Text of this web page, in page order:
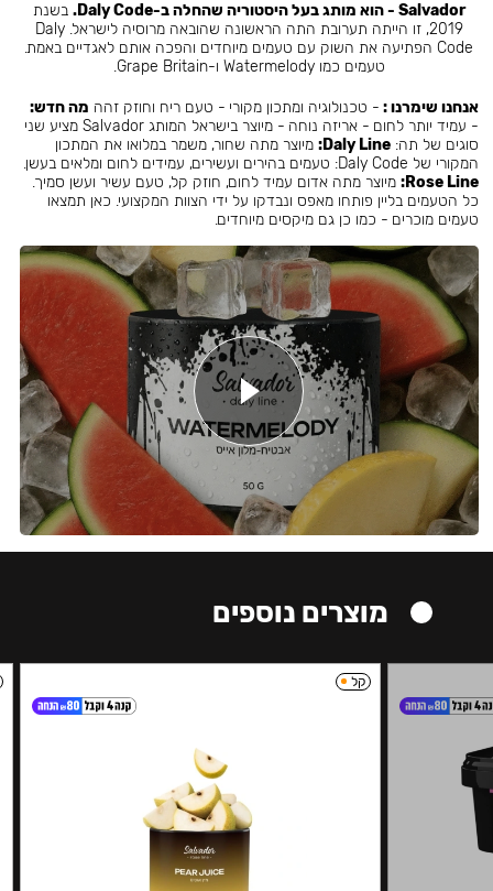
Salvador - הוא מותג בעל היסטוריה שהחלה ב-Daly Code.
בשנת
2019, זו הייתה תערובת התה הראשונה שהובאה מרוסיה לישראל. Daly
Code הפתיעה את השוק עם טעמים מיוחדים והפכה אותם לאגדיים באמת.
טעמים כמו Watermelody ו-Grape Britain.
אנחנו שימרנו : - טכנולוגיה ומתכון מקורי - טעם ריח וחוזק זהה מה חדש:
- עמיד יותר לחום - אריזה נוחה - מיוצר בישראל המותג Salvador מציע שני
סוגים של תה:Daly Line: מיוצר מתה שחור, משמר במלואו את המתכון
המקורי של Daly Code: טעמים בהירים ועשירים, עמידים לחום ומלאים בעשן.
Rose Line: מיוצר מתה אדום עמיד לחום, חוזק קל, טעם עשיר ועשן סמיך.
כל הטעמים בליין פותחו מאפס ונבדקו על ידי הצוות המקצועי. כאן תמצאו
טעמים מוכרים - כמו כן גם מיקסים מיוחדים.
מוצרים נוספים
קל